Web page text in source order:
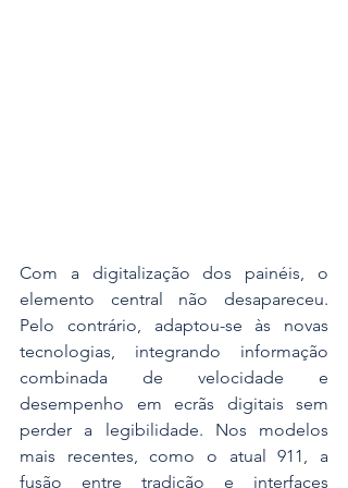
Com a digitalização dos painéis, o
elemento central não desapareceu.
Pelo contrário, adaptou-se às novas
tecnologias, integrando informação
combinada de velocidade e
desempenho em ecrãs digitais sem
perder a legibilidade. Nos modelos
mais recentes, como o atual 911, a
fusão entre tradição e interfaces